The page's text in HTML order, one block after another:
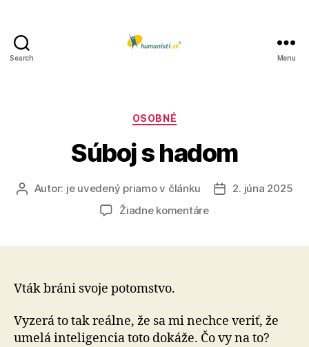
Search Menu
Kategórie
OSOBNÉ
Súboj s hadom
AutorAutor: je uvedený priamo v článku
Dátum
2. júna 2025
Žiadne komentárena
Vták bráni svoje potomstvo.
Vyzerá to tak reálne, že sa mi nechce veriť, že
umelá inteligencia toto dokáže. Čo vy na to?